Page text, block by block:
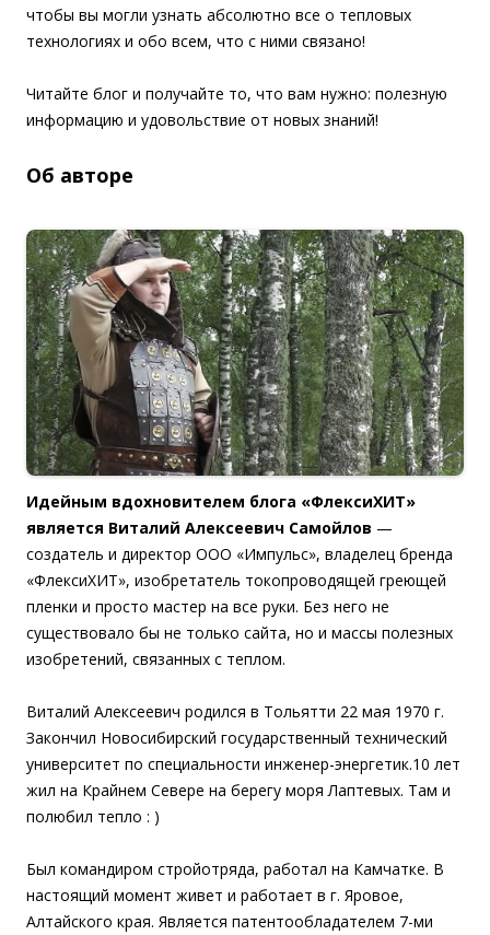
чтобы вы могли узнать абсолютно все о тепловых
технологиях и обо всем, что с ними связано!
Читайте блог и получайте то, что вам нужно: полезную
информацию и удовольствие от новых знаний!
Об авторе
Идейным вдохновителем блога «ФлексиХИТ»
является Виталий Алексеевич Самойлов —
создатель и директор ООО «Импульс», владелец бренда
«ФлексиХИТ», изобретатель токопроводящей греющей
пленки и просто мастер на все руки. Без него не
существовало бы не только сайта, но и массы полезных
изобретений, связанных с теплом.
Виталий Алексеевич родился в Тольятти 22 мая 1970 г.
Закончил Новосибирский государственный технический
университет по специальности инженер-энергетик.10 лет
жил на Крайнем Севере на берегу моря Лаптевых. Там и
полюбил тепло : )
Был командиром стройотряда, работал на Камчатке. В
настоящий момент живет и работает в г. Яровое,
Алтайского края. Является патентообладателем 7-ми